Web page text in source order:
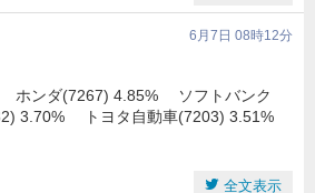
6月7日 08時12分
ホンダ(7267) 4.85% ソフトバンク
3.70% トヨタ自動車(7203) 3.51%
全文表示